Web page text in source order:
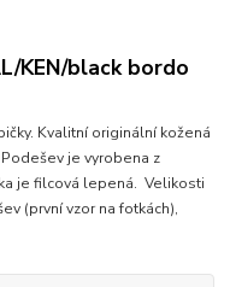
KEN/black bordo
Kvalitní originální kožená
je vyrobena z
je filcová lepená. Velikosti
(první vzor na fotkách),